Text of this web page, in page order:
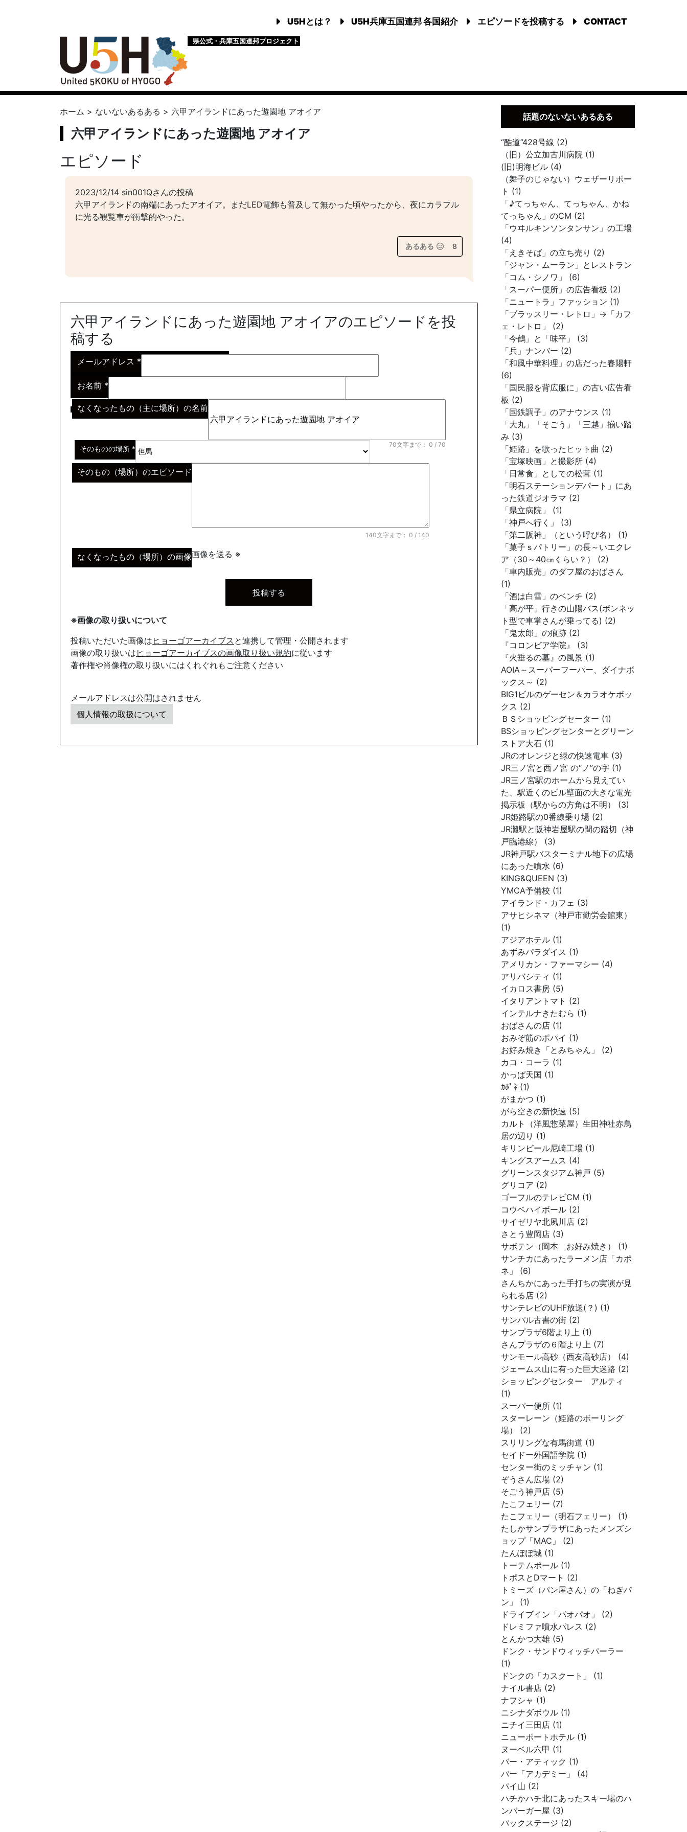
U5Hとは？ U5H兵庫五国連邦 各国紹介 エピソードを投稿する CONTACT
県公式・兵庫五国連邦プロジェクト
ホーム > ないないあるある > 六甲アイランドにあった遊園地 アオイア
六甲アイランドにあった遊園地 アオイア
エピソード
2023/12/14 sin001Qさんの投稿
六甲アイランドの南端にあったアオイア。まだLED電飾も普及して無かった頃やったから、夜にカラフル
に光る観覧車が衝撃的やった。
あるある 8
六甲アイランドにあった遊園地 アオイアのエピソードを投
稿する
メールアドレス *
お名前 *
なくなったもの（主に場所）の名前
70文字まで：0 / 70
そのものの場所 *
そのもの（場所）のエピソード
140文字まで：0 / 140
なくなったもの（場所）の画像画像を送る ※
※画像の取り扱いについて
投稿いただいた画像は ヒョーゴアーカイブス と連携して管理・公開されます
画像の取り扱いは ヒョーゴアーカイブスの画像取り扱い規約に従います
著作権や肖像権の取り扱いにはくれぐれもご注意ください
メールアドレスは公開はされません
個人情報の取扱について
話題のないないあるある
“酷道”428号線 (2)
（旧）公立加古川病院 (1)
(旧)明海ビル (4)
（舞子のじゃない）ウェザーリポー
ト (1)
「♪てっちゃん、てっちゃん、かね
てっちゃん」のCM (2)
「ウヰルキンソンタンサン」の工場
(4)
「えきそば」の立ち売り (2)
「ジャン・ムーラン」とレストラン
「コム・シノワ」 (6)
「スーパー便所」の広告看板 (2)
「ニュートラ」ファッション (1)
「ブラッスリー・レトロ」→「カフ
ェ・レトロ」 (2)
「今鶴」と「味平」 (3)
「兵」ナンバー (2)
「和風中華料理」の店だった春陽軒
(6)
「国民服を背広服に」の古い広告看
板 (2)
「国鉄調子」のアナウンス (1)
「大丸」「そごう」「三越」揃い踏
み (3)
「姫路」を歌ったヒット曲 (2)
「宝塚映画」と撮影所 (4)
「日常食」としての松茸 (1)
「明石ステーションデパート」にあ
った鉄道ジオラマ (2)
「県立病院」 (1)
「神戸へ行く」 (3)
「第二阪神」（という呼び名） (1)
「菓子ｓパトリー」の長～いエクレ
ア（30～40㎝くらい？） (2)
「車内販売」のダフ屋のおばさん
(1)
「酒は白雪」のベンチ (2)
「高が平」行きの山陽バス(ボンネッ
ト型で車掌さんが乗ってる) (2)
「鬼太郎」の痕跡 (2)
『コロンビア学院』 (3)
『火垂るの墓』の風景 (1)
AOIA～スーパーフーパー、ダイナボ
ックス～ (2)
BIG1ビルのゲーセン＆カラオケボッ
クス (2)
ＢＳショッピングセーター (1)
BSショッピングセンターとグリーン
ストア大石 (1)
JRのオレンジと緑の快速電車 (3)
JR三ノ宮と西ノ宮 の“ノ”の字 (1)
JR三ノ宮駅のホームから見えてい
た、駅近くのビル壁面の大きな電光
掲示板（駅からの方角は不明） (3)
JR姫路駅の0番線乗り場 (2)
JR灘駅と阪神岩屋駅の間の踏切（神
戸臨港線） (3)
JR神戸駅バスターミナル地下の広場
にあった噴水 (6)
KING&QUEEN (3)
YMCA予備校 (1)
アイランド・カフェ (3)
アサヒシネマ（神戸市勤労会館東）
(1)
アジアホテル (1)
あずみパラダイス (1)
アメリカン・ファーマシー (4)
アリバシティ (1)
イカロス書房 (5)
イタリアントマト (2)
インテルナきたむら (1)
おばさんの店 (1)
おみぞ筋のポパイ (1)
お好み焼き「とみちゃん」 (2)
カコ・コーラ (1)
かっぱ天国 (1)
ｶﾎﾟﾈ (1)
がまかつ (1)
がら空きの新快速 (5)
カルト（洋風惣菜屋）生田神社赤鳥
居の辺り (1)
キリンビール尼崎工場 (1)
キングスアームス (4)
グリーンスタジアム神戸 (5)
グリコア (2)
ゴーフルのテレビCM (1)
コウベハイボール (2)
サイゼリヤ北夙川店 (2)
さとう豊岡店 (3)
サボテン（岡本 お好み焼き） (1)
サンチカにあったラーメン店「カポ
ネ」 (6)
さんちかにあった手打ちの実演が見
られる店 (2)
サンテレビのUHF放送(？) (1)
サンパル古書の街 (2)
サンプラザ6階より上 (1)
さんプラザの６階より上 (7)
サンモール高砂（西友高砂店） (4)
ジェームス山に有った巨大迷路 (2)
ショッピングセンター アルティ
(1)
スーパー便所 (1)
スターレーン（姫路のボーリング
場） (2)
スリリングな有馬街道 (1)
セイドー外国語学院 (1)
センター街のミッチャン (1)
ぞうさん広場 (2)
そごう神戸店 (5)
たこフェリー (7)
たこフェリー（明石フェリー） (1)
たしかサンプラザにあったメンズシ
ョップ「MAC」 (2)
たんぽぽ城 (1)
トーテムポール (1)
トポスとDマート (2)
トミーズ（パン屋さん）の「ねぎパ
ン」 (1)
ドライブイン「パオパオ」 (2)
ドレミファ噴水パレス (2)
とんかつ大雄 (5)
ドンク・サンドウィッチパーラー
(1)
ドンクの「カスクート」 (1)
ナイル書店 (2)
ナフシャ (1)
ニシナダボウル (1)
ニチイ三田店 (1)
ニューポートホテル (1)
ヌーベル六甲 (1)
バー・アティック (1)
バー「アカデミー」 (4)
パイ山 (2)
ハチかハチ北にあったスキー場のハ
ンバーガー屋 (3)
バックステージ (2)